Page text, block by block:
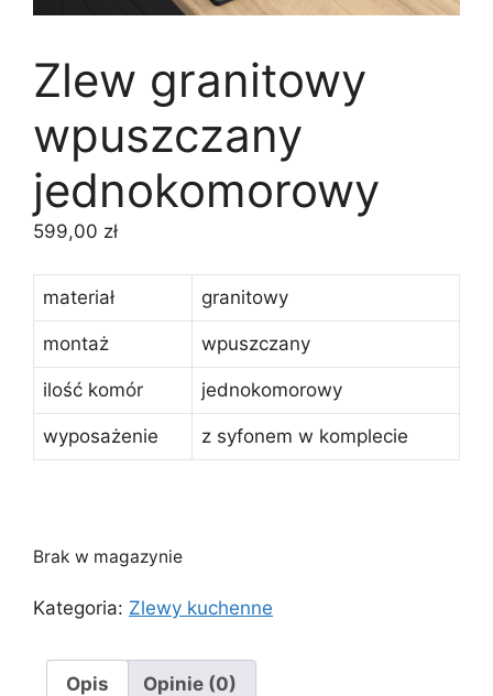
Zlew granitowy
wpuszczany
jednokomorowy
599,00 zł
materiał granitowy
montaż wpuszczany
ilość komór jednokomorowy
wyposażenie z syfonem w komplecie
Brak w magazynie
Kategoria: Zlewy kuchenne
Opis Opinie (0)